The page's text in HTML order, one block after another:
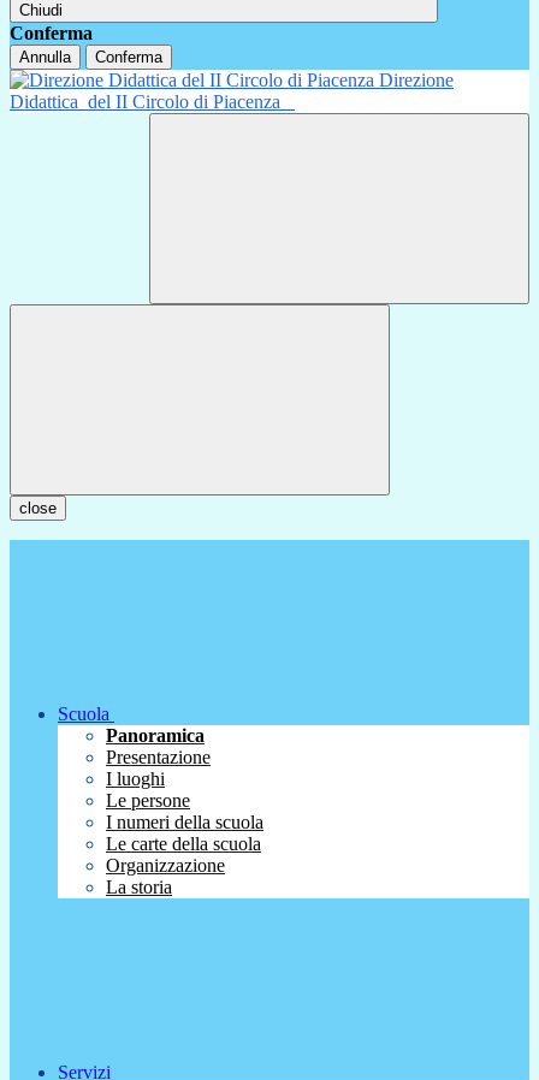
Chiudi
Conferma
Annulla Conferma
Direzione
Didattica del II Circolo di Piacenza
close
Scuola
Panoramica
Presentazione
I luoghi
Le persone
I numeri della scuola
Le carte della scuola
Organizzazione
La storia
Servizi